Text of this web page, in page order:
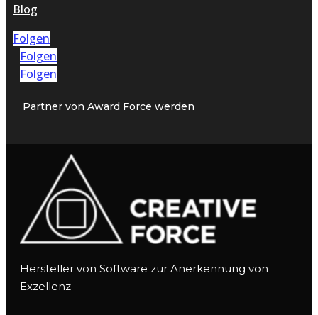
Blog
Folgen
Folgen
Folgen
Partner von Award Force werden
Hersteller von Software zur Anerkennung von
Exzellenz